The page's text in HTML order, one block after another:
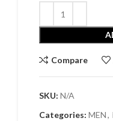
Compare
SKU: N/A
Categories: MEN,